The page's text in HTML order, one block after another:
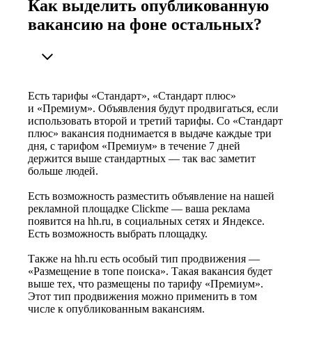
Как выделить опубликованную
вакансию на фоне остальных?
Есть тарифы «Стандарт», «Стандарт плюс»
и «Премиум». Объявления будут продвигаться, если
использовать второй и третий тарифы. Со «Стандарт
плюс» вакансия поднимается в выдаче каждые три
дня, с тарифом «Премиум» в течение 7 дней
держится выше стандартных — так вас заметит
больше людей.
Есть возможность разместить объявление на нашей
рекламной площадке Clickme — ваша реклама
появится на hh.ru, в социальных сетях и Яндексе.
Есть возможность выбрать площадку.
Также на hh.ru есть особый тип продвижения —
«Размещение в топе поиска». Такая вакансия будет
выше тех, что размещены по тарифу «Премиум».
Этот тип продвижения можно применить в том
числе к опубликованным вакансиям.